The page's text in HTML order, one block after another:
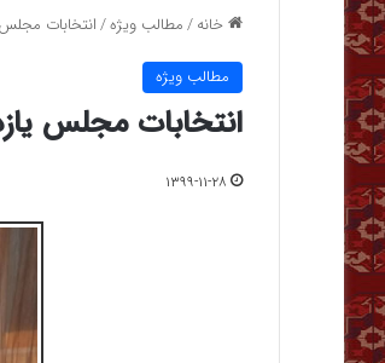
خانه/مطالب ویژه/انتخابات
مطالب ویژه
انتخابات مجلس
۱۳۹۹-۱۱-۲۸